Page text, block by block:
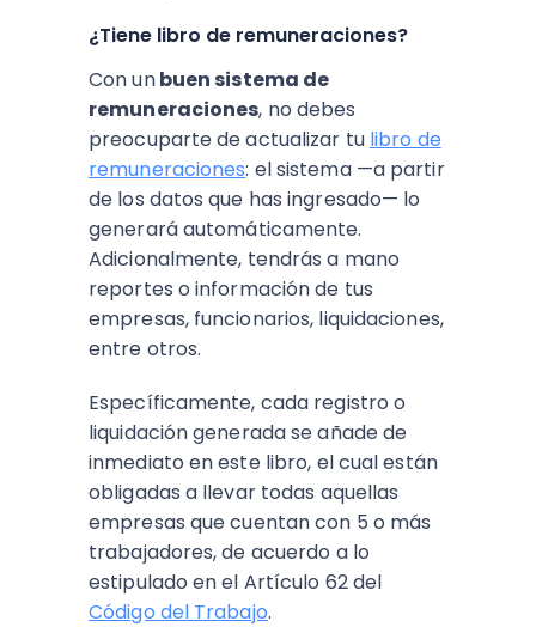
¿Tiene libro de remuneraciones?
Con unbuen sistema de
remuneraciones, no debes
preocuparte de actualizar tu libro de
remuneraciones: el sistema —a partir
de los datos que has ingresado— lo
generará automáticamente.
Adicionalmente, tendrás a mano
reportes o información de tus
empresas, funcionarios, liquidaciones,
entre otros.
Específicamente, cada registro o
liquidación generada se añade de
inmediato en este libro, el cual están
obligadas a llevar todas aquellas
empresas que cuentan con 5 o más
trabajadores, de acuerdo a lo
estipulado en el Artículo 62 del
Código del Trabajo.